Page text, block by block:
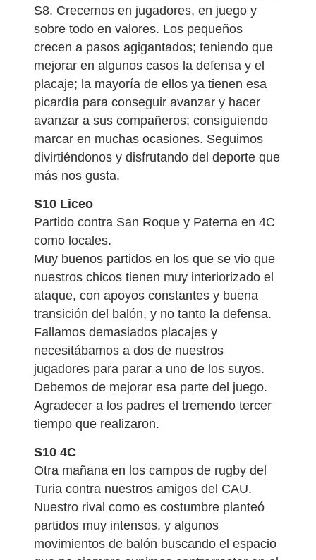
S8. Crecemos en jugadores, en juego y
sobre todo en valores. Los pequeños
crecen a pasos agigantados; teniendo que
mejorar en algunos casos la defensa y el
placaje; la mayoría de ellos ya tienen esa
picardía para conseguir avanzar y hacer
avanzar a sus compañeros; consiguiendo
marcar en muchas ocasiones. Seguimos
divirtiéndonos y disfrutando del deporte que
más nos gusta.
S10 Liceo
Partido contra San Roque y Paterna en 4C
como locales.
Muy buenos partidos en los que se vio que
nuestros chicos tienen muy interiorizado el
ataque, con apoyos constantes y buena
transición del balón, y no tanto la defensa.
Fallamos demasiados placajes y
necesitábamos a dos de nuestros
jugadores para parar a uno de los suyos.
Debemos de mejorar esa parte del juego.
Agradecer a los padres el tremendo tercer
tiempo que realizaron.
S10 4C
Otra mañana en los campos de rugby del
Turia contra nuestros amigos del CAU.
Nuestro rival como es costumbre planteó
partidos muy intensos, y algunos
movimientos de balón buscando el espacio